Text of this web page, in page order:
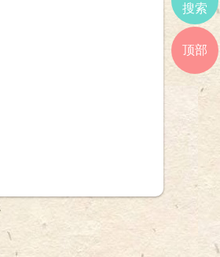
搜索
顶部